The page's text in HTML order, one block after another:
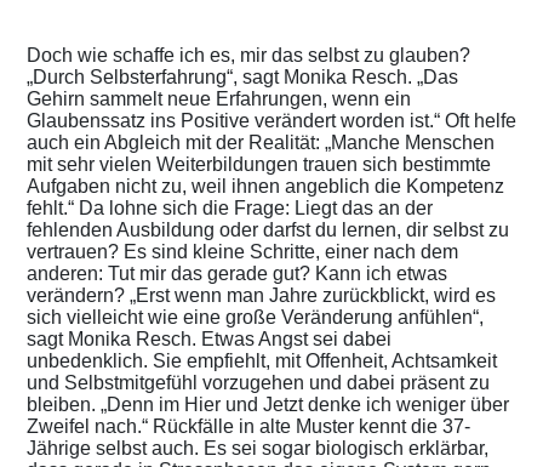
Doch wie schaffe ich es, mir das selbst zu glauben?
„Durch Selbsterfahrung“, sagt Monika Resch. „Das
Gehirn sammelt neue Erfahrungen, wenn ein
Glaubenssatz ins Positive verändert worden ist.“ Oft helfe
auch ein Abgleich mit der Realität: „Manche Menschen
mit sehr vielen Weiterbildungen trauen sich bestimmte
Aufgaben nicht zu, weil ihnen angeblich die Kompetenz
fehlt.“ Da lohne sich die Frage: Liegt das an der
fehlenden Ausbildung oder darfst du lernen, dir selbst zu
vertrauen? Es sind kleine Schritte, einer nach dem
anderen: Tut mir das gerade gut? Kann ich etwas
verändern? „Erst wenn man Jahre zurückblickt, wird es
sich vielleicht wie eine große Veränderung anfühlen“,
sagt Monika Resch. Etwas Angst sei dabei
unbedenklich. Sie empfiehlt, mit Offenheit, Achtsamkeit
und Selbstmitgefühl vorzugehen und dabei präsent zu
bleiben. „Denn im Hier und Jetzt denke ich weniger über
Zweifel nach.“ Rückfälle in alte Muster kennt die 37-
Jährige selbst auch. Es sei sogar biologisch erklärbar,